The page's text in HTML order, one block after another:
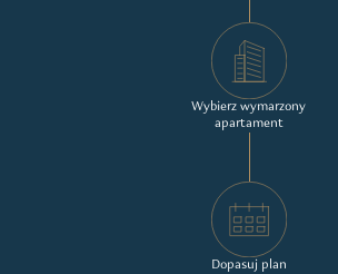
Wybierz wymarzony
apartament
Dopasuj plan